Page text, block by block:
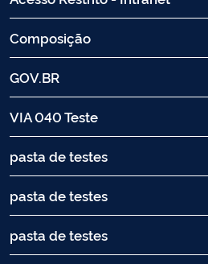
Composição
GOV.BR
VIA 040 Teste
pasta de testes
pasta de testes
pasta de testes